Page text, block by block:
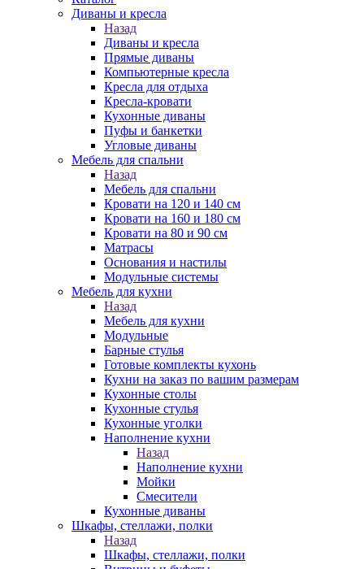
Диваны и кресла
Назад
Диваны и кресла
Прямые диваны
Компьютерные кресла
Кресла для отдыха
Кресла-кровати
Кухонные диваны
Пуфы и банкетки
Угловые диваны
Мебель для спальни
Назад
Мебель для спальни
Кровати на 120 и 140 см
Кровати на 160 и 180 см
Кровати на 80 и 90 см
Матрасы
Основания и настилы
Модульные системы
Мебель для кухни
Назад
Мебель для кухни
Модульные
Барные стулья
Готовые комплекты кухонь
Кухни на заказ по вашим размерам
Кухонные столы
Кухонные стулья
Кухонные уголки
Наполнение кухни
Назад
Наполнение кухни
Мойки
Смесители
Кухонные диваны
Шкафы, стеллажи, полки
Назад
Шкафы, стеллажи, полки